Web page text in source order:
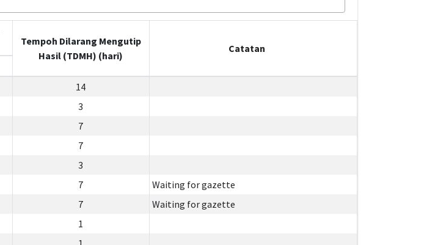
Tempoh Dilarang Mengutip
Hasil (TDMH) (hari)
Catatan
14
3
7
7
3
7
Waiting for gazette
7
Waiting for gazette
1